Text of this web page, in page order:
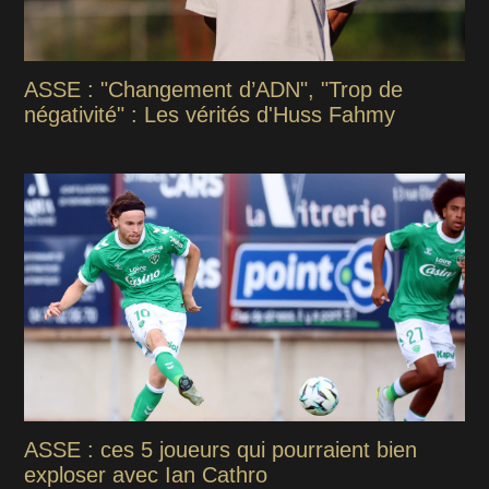
ASSE : "Changement d’ADN", "Trop de
négativité" : Les vérités d'Huss Fahmy
ASSE : ces 5 joueurs qui pourraient bien
exploser avec Ian Cathro